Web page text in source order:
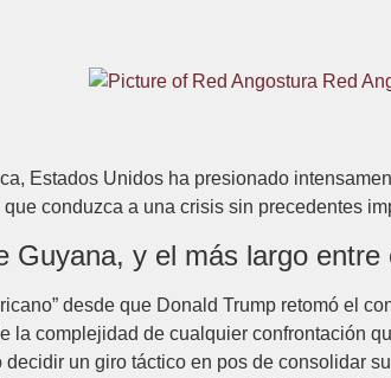
Red
Estados Unidos ha presionado
conduzca a una crisis sin precedentes
Guyana, y el más largo
desde que Donald Trump retomó el
la complejidad de cualquier confrontación
un giro táctico en pos de consolidar